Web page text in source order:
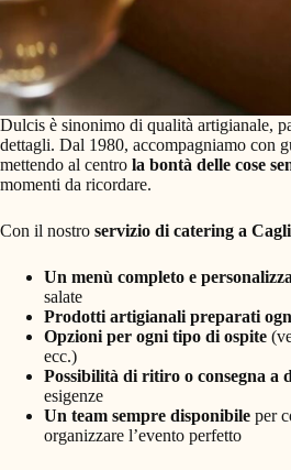
Dulcis è sinonimo di qualità artigianale,
dettagli. Dal 1980, accompagniamo con
mettendo al centro la bontà delle cose
momenti da ricordare.
Con il nostro servizio di catering a
Un menù completo e
salate
Prodotti artigianali preparati
Opzioni per ogni tipo di ospite
ecc.)
Possibilità di ritiro o consegna a
esigenze
Un team sempre disponibile per
organizzare l’evento perfetto